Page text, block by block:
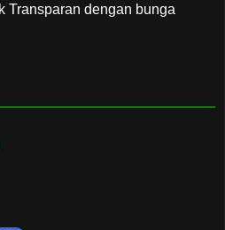
Transparan dengan bunga